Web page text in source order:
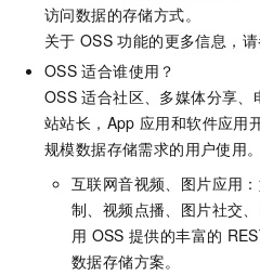
访问数据的存储方式。
关于 OSS 功能的更多信息，
OSS 适合谁使用？
OSS 适合社区、多媒体分享
站站长，App 应用和软件应用
规模数据存储需求的用户使用。
互联网音视频、图片应用
制、视频点播、图片社交
用 OSS 提供的丰富的
数据存储方案。